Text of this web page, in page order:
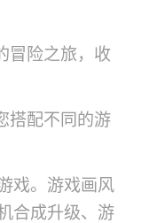
冒险之旅，收
搭配不同的游
戏。游戏画风
合成升级、游